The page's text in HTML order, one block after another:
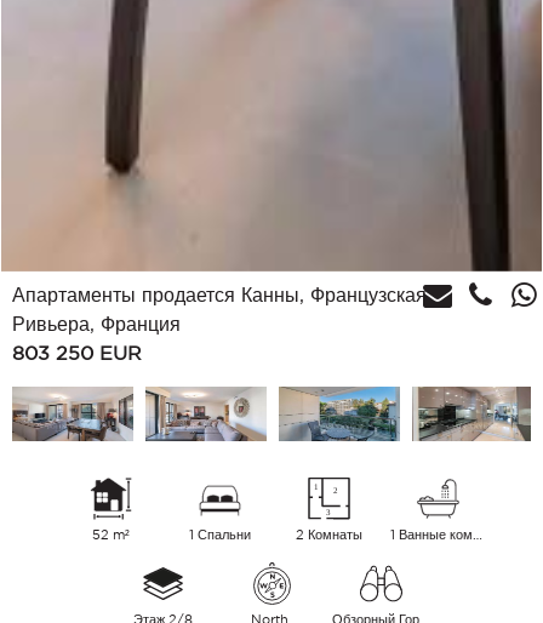
Апартаменты продается Канны, Французская
Ривьера, Франция
803 250 EUR
52 m² 1 Спальни 2 Комнаты
Этаж 2/8 North